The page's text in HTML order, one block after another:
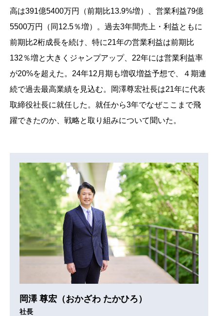
高は391億5400万円（前期比13.9%増）、営業利益79億
5500万円（同12.5％増）。過去3年間売上・利益ともに
前期比2桁成長を続け、特に21年の営業利益は前期比
132％増と大きくジャンプアップ、22年には営業利益率
が20%を超えた。24年12月期も増収増益予想で、４期連
続で過去最高業績を見込む。岡澤尊宏社長は21年に代表
取締役社長に就任した。就任から3年でなぜここまで飛
躍できたのか、戦略と取り組みについて聞いた。
岡澤 尊宏（おかざわ たかひろ）
社長